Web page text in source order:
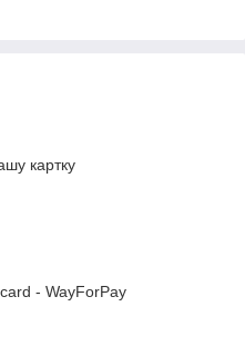
картку
- WayForPay